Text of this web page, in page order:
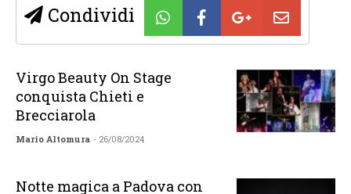
Condividi
Virgo Beauty On Stage
conquista Chieti e
Brecciarola
Mario Altomura - 26/08/2024
Notte magica a Padova con